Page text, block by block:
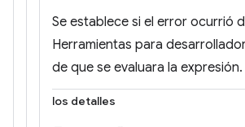
Se establece si el error ocurrió
Herramientas para
de que se evaluara la expresión.
los detalles